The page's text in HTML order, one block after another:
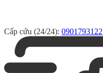
Cấp cứu (24/24): 0901793122